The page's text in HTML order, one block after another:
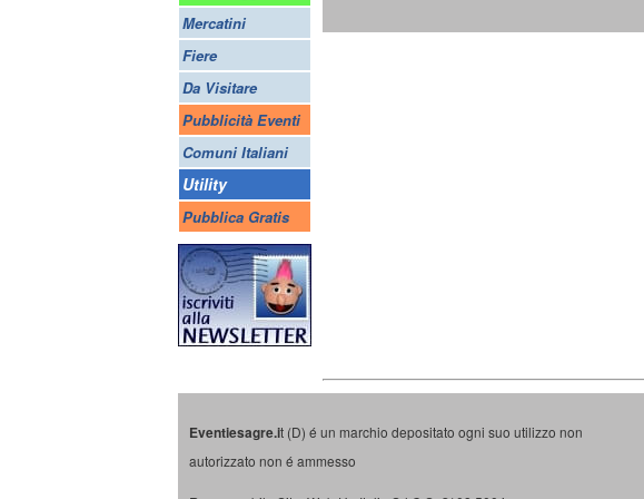
Mercatini
Fiere
Da Visitare
Pubblicità Eventi
Comuni Italiani
Utility
Pubblica Gratis
Eventiesagre.it (D) é un marchio depositato ogni suo utilizzo non
autorizzato non é ammesso